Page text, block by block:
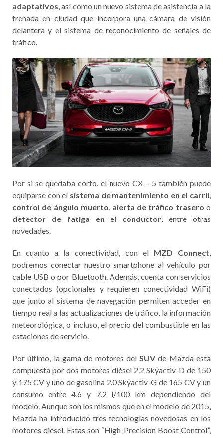
adaptativos, así como un nuevo sistema de asistencia a la
frenada en ciudad que incorpora una cámara de visión
delantera y el sistema de reconocimiento de señales de
tráfico.
Por si se quedaba corto, el nuevo CX – 5 también puede
equiparse con el sistema de mantenimiento en el carril,
control de ángulo muerto, alerta de tráfico trasero o
detector de fatiga en el conductor, entre otras
novedades.
En cuanto a la conectividad, con el MZD Connect,
podremos conectar nuestro smartphone al vehículo por
cable USB o por Bluetooth. Además, cuenta con servicios
conectados (opcionales y requieren conectividad WiFi)
que junto al sistema de navegación permiten acceder en
tiempo real a las actualizaciones de tráfico, la información
meteorológica, o incluso, el precio del combustible en las
estaciones de servicio.
Por último, la gama de motores delSUV de Mazda está
compuesta por dos motores diésel 2.2 Skyactiv-D de 150
y 175 CV y uno de gasolina 2.0 Skyactiv-G de 165 CV y un
consumo entre 4,6 y 7,2 l/100 km dependiendo del
modelo. Aunque son los mismos que en el modelo de 2015,
Mazda ha introducido tres tecnologías novedosas en los
motores diésel. Estas son “High-Precision Boost Control”,